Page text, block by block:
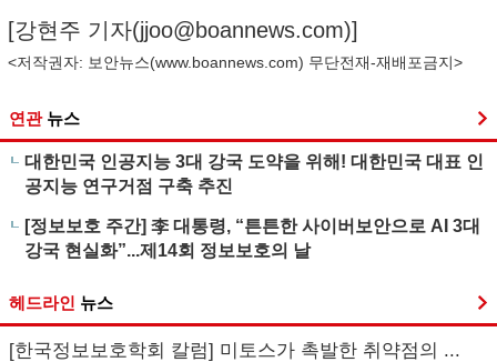
[강현주 기자(jjoo@boannews.com)]
<저작권자: 보안뉴스(www.boannews.com) 무단전재-재배포금지>
연관 뉴스
대한민국 인공지능 3대 강국 도약을 위해! 대한민국 대표 인
공지능 연구거점 구축 추진
[정보보호 주간] 李 대통령, “튼튼한 사이버보안으로 AI 3대
강국 현실화”...제14회 정보보호의 날
헤드라인 뉴스
[한국정보보호학회 칼럼] 미토스가 촉발한 취약점의 ...